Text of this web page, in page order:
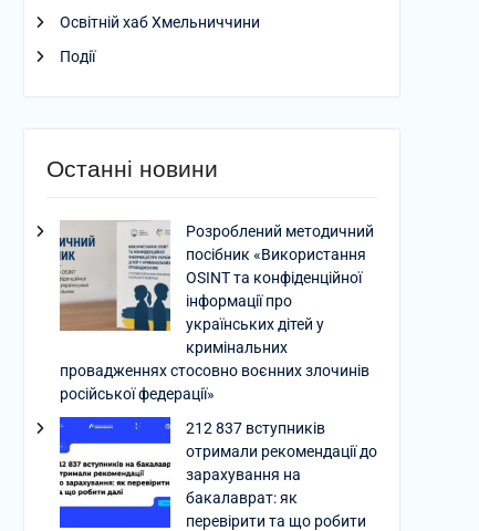
Освітній хаб Хмельниччини
Події
Останні новини
Розроблений методичний
посібник «Використання
OSINT та конфіденційної
інформації про
українських дітей у
кримінальних
провадженнях стосовно воєнних злочинів
російської федерації»
212 837 вступників
отримали рекомендації до
зарахування на
бакалаврат: як
перевірити та що робити